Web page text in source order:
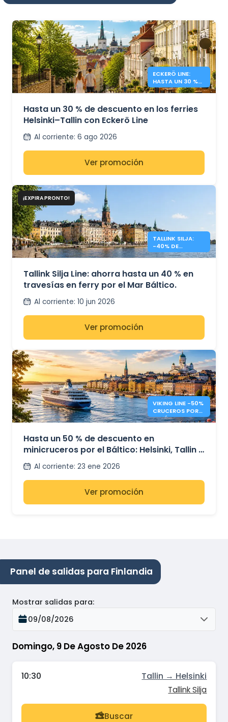
ECKERÖ LINE:
HASTA UN 30 %
EN HELSINKI –
Hasta un 30 % de descuento en los ferries
Helsinki–Tallin con Eckerö Line
Al corriente: 6 ago 2026
Ver promoción
¡EXPIRA PRONTO!
TALLINK SILJA:
-40% DE
DESCUENTO EN
BÁLTICO
Tallink Silja Line: ahorra hasta un 40 % en
travesías en ferry por el Mar Báltico.
Al corriente: 10 jun 2026
Ver promoción
VIKING LINE -50%
CRUCEROS POR
EL BÁLTICO
Hasta un 50 % de descuento en
minicruceros por el Báltico: Helsinki, Tallin y
Estocolmo
Al corriente: 23 ene 2026
Ver promoción
Panel de salidas para Finlandia
Domingo, 9 De Agosto De 2026
Mostrar salidas para:
09/08/2026
10:30 Tallin → Helsinki
Tallink Silja
Buscar